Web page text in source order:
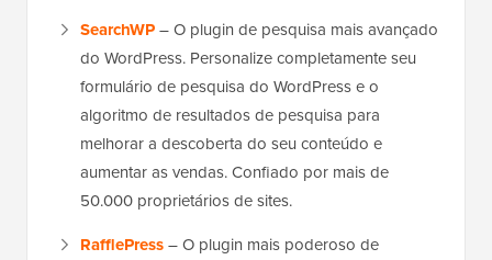
SearchWP– O plugin de pesquisa mais avançado
do WordPress. Personalize completamente seu
formulário de pesquisa do WordPress e o
algoritmo de resultados de pesquisa para
melhorar a descoberta do seu conteúdo e
aumentar as vendas. Confiado por mais de
50.000 proprietários de sites.
RafflePress– O plugin mais poderoso de